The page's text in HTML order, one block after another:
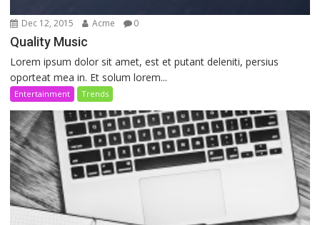
Dec 12, 2015 Acme 0
Quality Music
Lorem ipsum dolor sit amet, est et putant deleniti, persius
oporteat mea in. Et solum lorem...
Entertainment Trends